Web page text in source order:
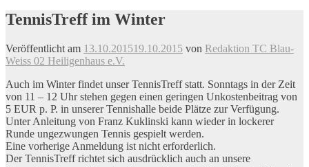
TennisTreff im Winter
Veröffentlicht am 13.10.201519.10.2015 von Redaktion TC Blau-
Weiss 02 Heiligenhaus e.V.
Auch im Winter findet unser TennisTreff statt. Sonntags in der Zeit
von 11 – 12 Uhr stehen gegen einen geringen Unkostenbeitrag von
5 EUR p. P. in unserer Tennishalle beide Plätze zur Verfügung.
Unter Anleitung von Franz Kuklinski kann wieder in lockerer
Runde ungezwungen Tennis gespielt werden.
Eine vorherige Anmeldung ist nicht erforderlich.
Der TennisTreff richtet sich ausdrücklich auch an unsere